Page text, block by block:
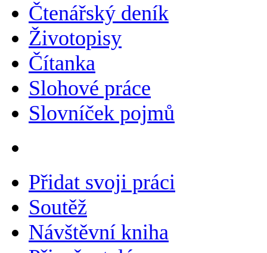
Čtenářský deník
Životopisy
Čítanka
Slohové práce
Slovníček pojmů
Přidat svoji práci
Soutěž
Návštěvní kniha